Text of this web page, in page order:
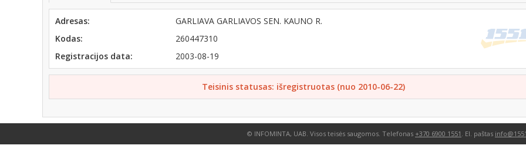
Adresas:
GARLIAVA GARLIAVOS SEN. KAUNO R.
Kodas:
260447310
Registracijos data:
2003-08-19
Teisinis statusas: išregistruotas (nuo 2010-06-22)
© INFOMINTA, UAB. Visos teisės saugomos. Telefonas +370 6900 1551 . El. paštas